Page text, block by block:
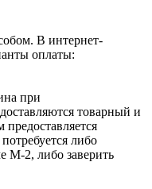
В интернет-
оплаты:
при
товарный и
либо
М-2, либо заверить